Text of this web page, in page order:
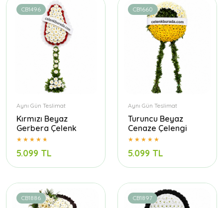
CB1496
Aynı Gün Teslimat
Kırmızı Beyaz
Gerbera Çelenk
5.099 TL
CB1660
Aynı Gün Teslimat
Turuncu Beyaz
Cenaze Çelengi
5.099 TL
CB1886 CB1897